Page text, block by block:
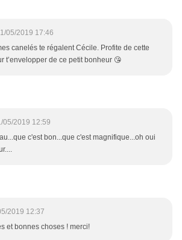
05/2019 17:46
canelés te régalent Cécile. Profite de cette
t’envelopper de ce petit bonheur 😘
05/2019 12:59
c'est bon...que c'est magnifique...oh oui
2019 12:37
et bonnes choses ! merci!